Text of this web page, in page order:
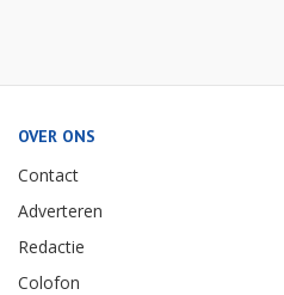
OVER ONS
Contact
Adverteren
Redactie
Colofon